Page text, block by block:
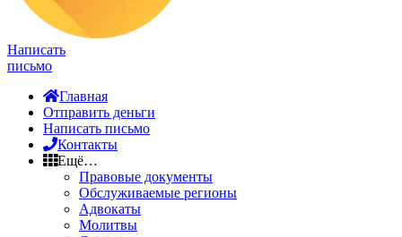
Написать
письмо
Главная
Отправить деньги
Написать письмо
Контакты
Ещё…
Правовые документы
Обслуживаемые регионы
Адвокаты
Молитвы